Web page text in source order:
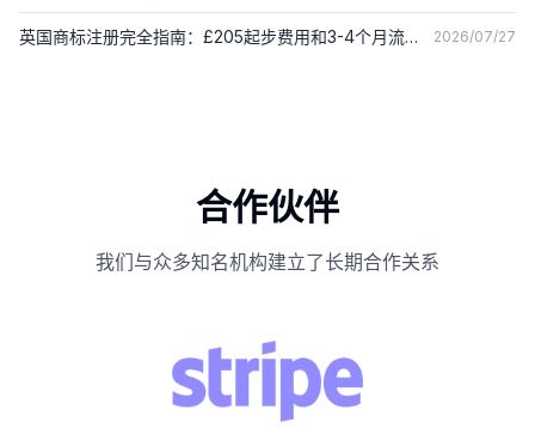
护品牌（2026）
英国商标注册完全指南：£205起步费用和3-4个月流程
2026/07/27
合作伙伴
我们与众多知名机构建立了长期合作关系